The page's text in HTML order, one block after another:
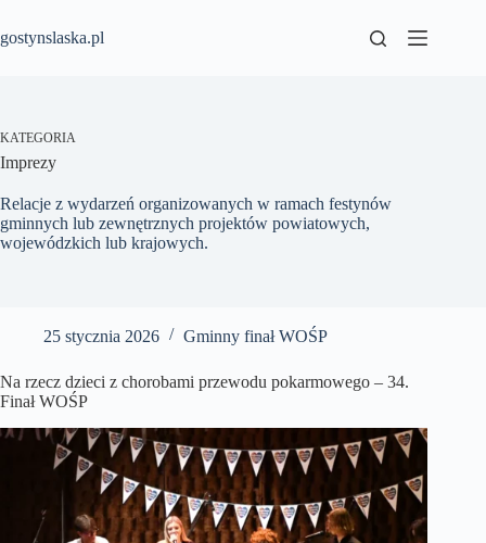
treści
gostynslaska.pl
KATEGORIA
Imprezy
Relacje z wydarzeń organizowanych w ramach festynów
gminnych lub zewnętrznych projektów powiatowych,
wojewódzkich lub krajowych.
25 stycznia 2026 Gminny finał WOŚP
Na rzecz dzieci z chorobami przewodu pokarmowego – 34.
Finał WOŚP